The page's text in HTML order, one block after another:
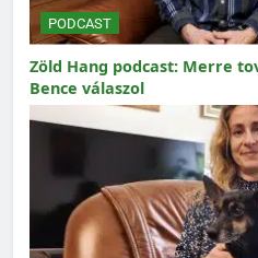
PODCAST
Zöld Hang podcast: Merre
Bence válaszol